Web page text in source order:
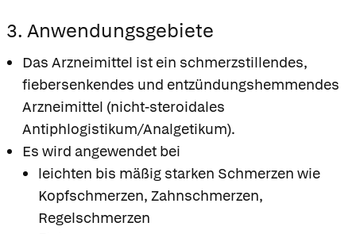
3. Anwendungsgebiete
Das Arzneimittel ist ein schmerzstillendes,
fiebersenkendes und entzündungshemmendes
Arzneimittel (nicht-steroidales
Antiphlogistikum/Analgetikum).
Es wird angewendet bei
leichten bis mäßig starken Schmerzen wie
Kopfschmerzen, Zahnschmerzen,
Regelschmerzen